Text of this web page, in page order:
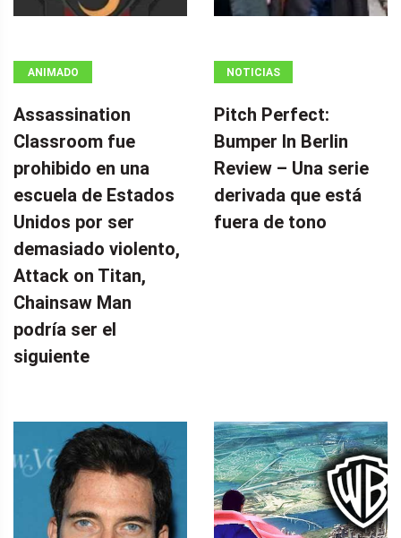
ANIMADO
Assassination
Classroom fue
prohibido en una
escuela de Estados
Unidos por ser
demasiado violento,
Attack on Titan,
Chainsaw Man
podría ser el
siguiente
NOTICIAS
Pitch Perfect:
Bumper In Berlin
Review – Una serie
derivada que está
fuera de tono